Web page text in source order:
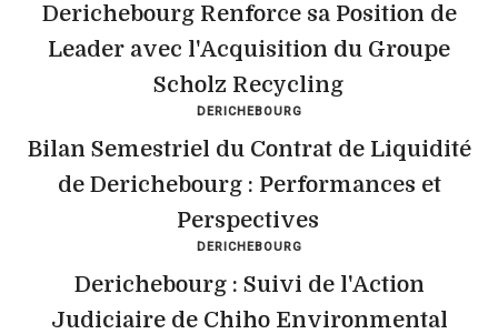
Derichebourg Renforce sa Position de
Leader avec l'Acquisition du Groupe
Scholz Recycling
DERICHEBOURG
Bilan Semestriel du Contrat de Liquidité
de Derichebourg : Performances et
Perspectives
DERICHEBOURG
Derichebourg : Suivi de l'Action
Judiciaire de Chiho Environmental